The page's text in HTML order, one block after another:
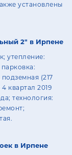
установлены
2" в Ирпене
утепление:
(217
квартал 2019
технология:
в Ирпене